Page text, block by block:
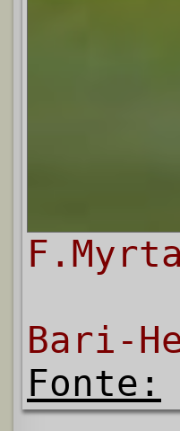
Bari-
Fonte: